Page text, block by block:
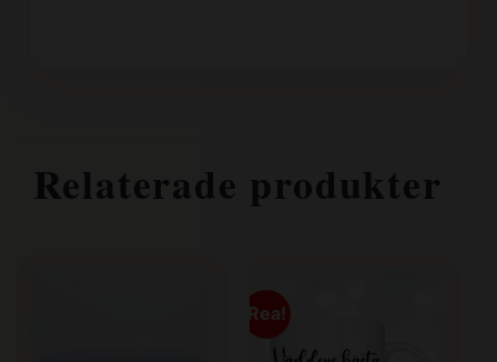
Relaterade produkter
Rea!